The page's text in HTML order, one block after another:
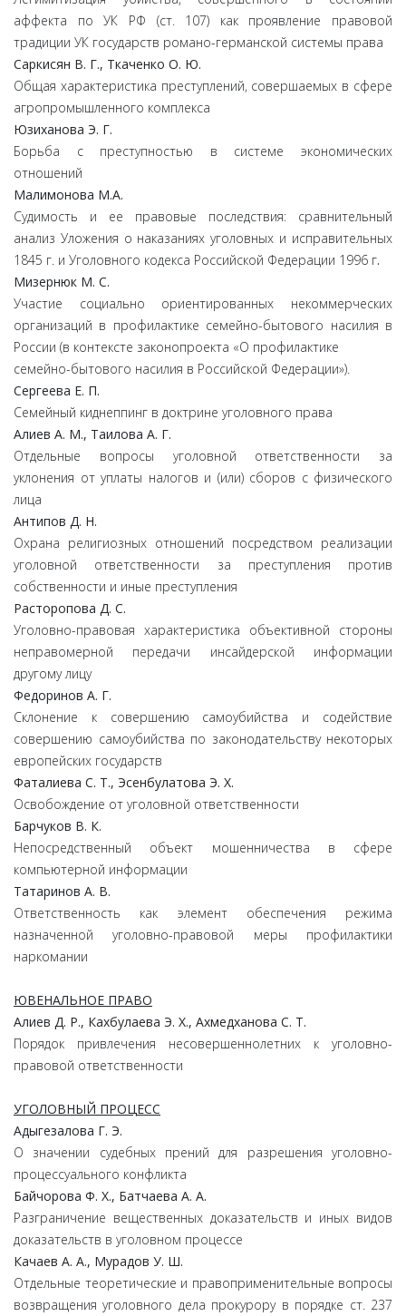
аффекта по УК РФ (ст. 107) как проявление правовой
традиции УК государств романо-германской системы права
Саркисян В. Г., Ткаченко О. Ю.
Общая характеристика преступлений, совершаемых в сфере
агропромышленного комплекса
Юзиханова Э. Г.
Борьба с преступностью в системе экономических
отношений
Малимонова М.А.
Судимость и ее правовые последствия: сравнительный
анализ Уложения о наказаниях уголовных и исправительных
1845 г. и Уголовного кодекса Российской Федерации 1996 г.
Мизернюк М. С.
Участие социально ориентированных некоммерческих
организаций в профилактике семейно-бытового насилия в
России (в контексте законопроекта «О профилактике
семейно-бытового насилия в Российской Федерации»).
Сергеева Е. П.
Семейный киднеппинг в доктрине уголовного права
Алиев А. М., Таилова А. Г.
Отдельные вопросы уголовной ответственности за
уклонения от уплаты налогов и (или) сборов с физического
лица
Антипов Д. Н.
Охрана религиозных отношений посредством реализации
уголовной ответственности за преступления против
собственности и иные преступления
Расторопова Д. С.
Уголовно-правовая характеристика объективной стороны
неправомерной передачи инсайдерской информации
другому лицу
Федоринов А. Г.
Склонение к совершению самоубийства и содействие
совершению самоубийства по законодательству некоторых
европейских государств
Фаталиева С. Т., Эсенбулатова Э. Х.
Освобождение от уголовной ответственности
Барчуков В. К.
Непосредственный объект мошенничества в сфере
компьютерной информации
Татаринов А. В.
Ответственность как элемент обеспечения режима
назначенной уголовно-правовой меры профилактики
наркомании
ЮВЕНАЛЬНОЕ ПРАВО
Алиев Д. Р., Кахбулаева Э. Х., Ахмедханова С. Т.
Порядок привлечения несовершеннолетних к уголовно-
правовой ответственности
УГОЛОВНЫЙ ПРОЦЕСС
Адыгезалова Г. Э.
О значении судебных прений для разрешения уголовно-
процессуального конфликта
Байчорова Ф. Х., Батчаева А. А.
Разграничение вещественных доказательств и иных видов
доказательств в уголовном процессе
Качаев А. А., Мурадов У. Ш.
Отдельные теоретические и правоприменительные вопросы
возвращения уголовного дела прокурору в порядке ст. 237